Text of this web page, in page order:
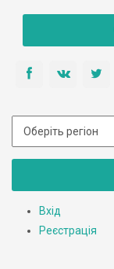
Вхід
Реєстрація